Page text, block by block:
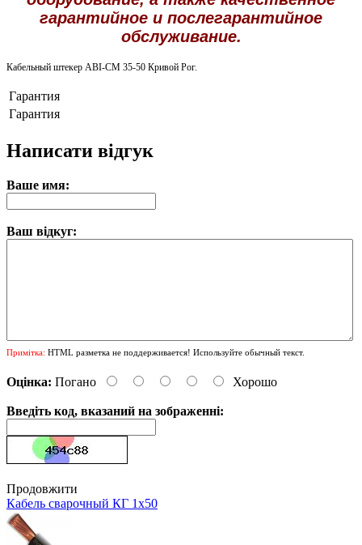
гарантийное и послегарантийное
обслуживание.
Кабельный штекер ABI-CM 35-50 Кривой Рог.
Гарантия
Гарантия
Написати відгук
Ваше имя:
Ваш відкуг:
Примітка: HTML разметка не поддерживается! Используйте обычный текст.
Оцінка: Погано Хорошо
Введіть код, вказаний на зображенні:
Продовжити
Кабель сварочный КГ 1х50